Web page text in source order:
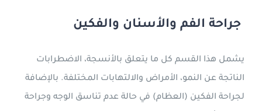
جراحة الفم والأسنان والفكين
يشمل هذا القسم كل ما يتعلق بالأنسجة، الاضطرابات
الناتجة عن النمو، الأمراض والالتهابات المختلفة. بالإضافة
لجراحة الفكين (العظام) في حالة عدم تناسق الوجه وجراحة